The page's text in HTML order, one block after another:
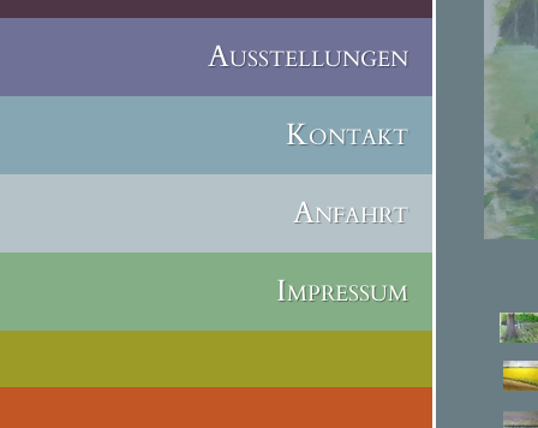
Ausstellungen
Kontakt
Anfahrt
Impressum